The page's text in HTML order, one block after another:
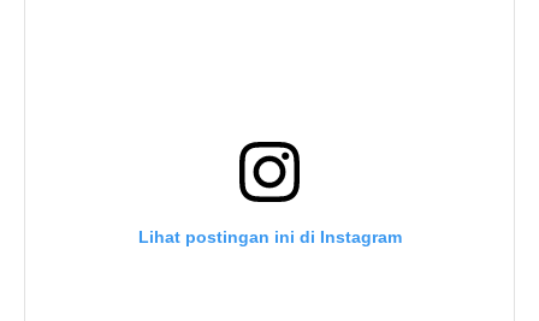
Lihat postingan ini di Instagram